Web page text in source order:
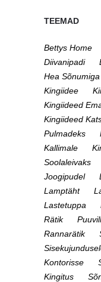
TEEMAD
Bettys Home
Diivanipadi
Hea
Kingiidee
Kingiideed
Kingiideed
Pulmadeks
Kallimale
Soolaleivaks
Joogipudel
Lamptäht
Lastetuppa
Rätik
Rannarätik
Kontorisse
Kingitus